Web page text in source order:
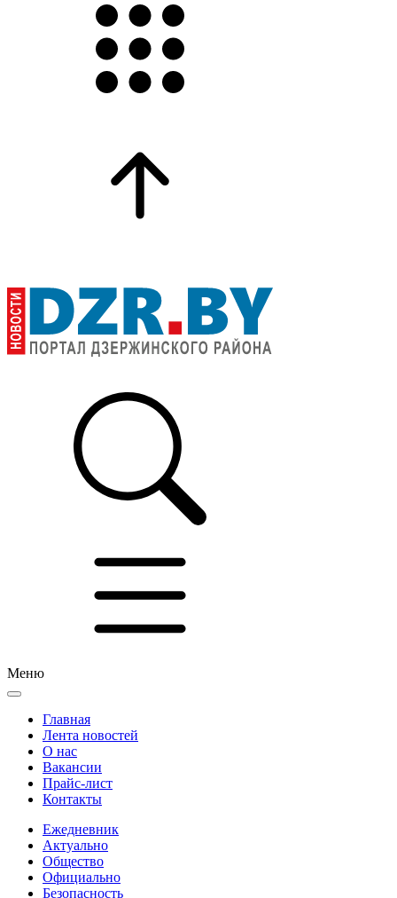
Меню
Главная
Лента новостей
О нас
Вакансии
Прайс-лист
Контакты
Ежедневник
Актуально
Общество
Официально
Безопасность